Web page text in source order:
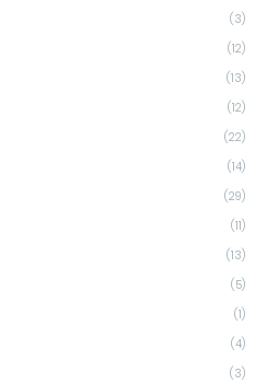
(3)
(12)
(13)
(12)
(22)
(14)
(29)
(11)
(13)
(5)
(1)
(4)
(3)